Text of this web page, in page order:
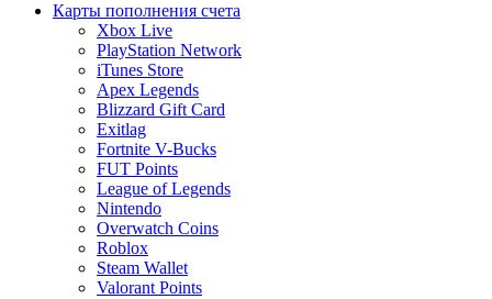
Карты пополнения счета
Xbox Live
PlayStation Network
iTunes Store
Apex Legends
Blizzard Gift Card
Exitlag
Fortnite V-Bucks
FUT Points
League of Legends
Nintendo
Overwatch Coins
Roblox
Steam Wallet
Valorant Points